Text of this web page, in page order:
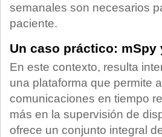
semanales son necesarios
paciente.
Un caso práctico:
En este contexto, resulta
una plataforma que permite
comunicaciones en tiempo
más en la supervisión de
ofrece un conjunto integral